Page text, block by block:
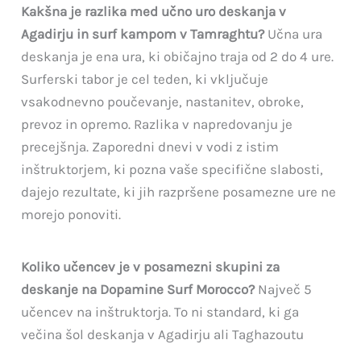
Kakšna je razlika med učno uro deskanja v
Agadirju in surf kampom v Tamraghtu?Učna ura
deskanja je ena ura, ki običajno traja od 2 do 4 ure.
Surferski tabor je cel teden, ki vključuje
vsakodnevno poučevanje, nastanitev, obroke,
prevoz in opremo. Razlika v napredovanju je
precejšnja. Zaporedni dnevi v vodi z istim
inštruktorjem, ki pozna vaše specifične slabosti,
dajejo rezultate, ki jih razpršene posamezne ure ne
morejo ponoviti.
Koliko učencev je v posamezni skupini za
deskanje na Dopamine Surf Morocco?Največ 5
učencev na inštruktorja. To ni standard, ki ga
večina šol deskanja v Agadirju ali Taghazoutu